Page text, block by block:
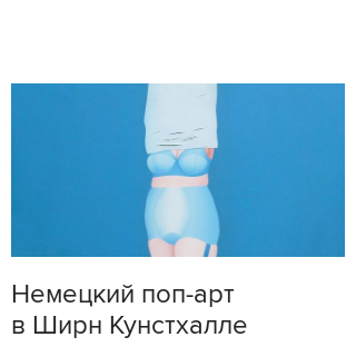
Немецкий поп-арт
в Ширн Кунстхалле